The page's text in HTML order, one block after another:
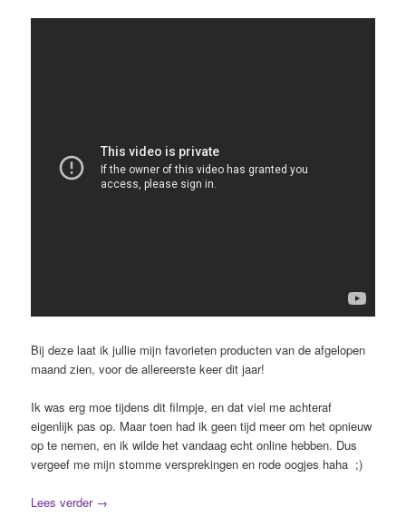
Bij deze laat ik jullie mijn favorieten producten van de afgelopen
maand zien, voor de allereerste keer dit jaar!
Ik was erg moe tijdens dit filmpje, en dat viel me achteraf
eigenlijk pas op. Maar toen had ik geen tijd meer om het opnieuw
op te nemen, en ik wilde het vandaag echt online hebben. Dus
vergeef me mijn stomme versprekingen en rode oogjes haha ;)
Lees verder →